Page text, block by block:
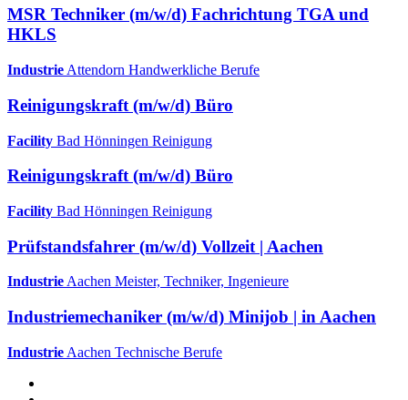
MSR Techniker (m/w/d) Fachrichtung TGA und
HKLS
Industrie Attendorn Handwerkliche Berufe
Reinigungskraft (m/w/d) Büro
Facility Bad Hönningen Reinigung
Reinigungskraft (m/w/d) Büro
Facility Bad Hönningen Reinigung
Prüfstandsfahrer (m/w/d) Vollzeit | Aachen
Industrie Aachen Meister, Techniker, Ingenieure
Industriemechaniker (m/w/d) Minijob | in Aachen
Industrie Aachen Technische Berufe